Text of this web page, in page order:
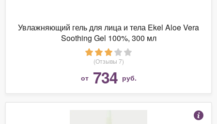
Увлажняющий гель для лица и тела Ekel Aloe Vera
Soothing Gel 100%, 300 мл
(Отзывы 7)
от 734 руб.